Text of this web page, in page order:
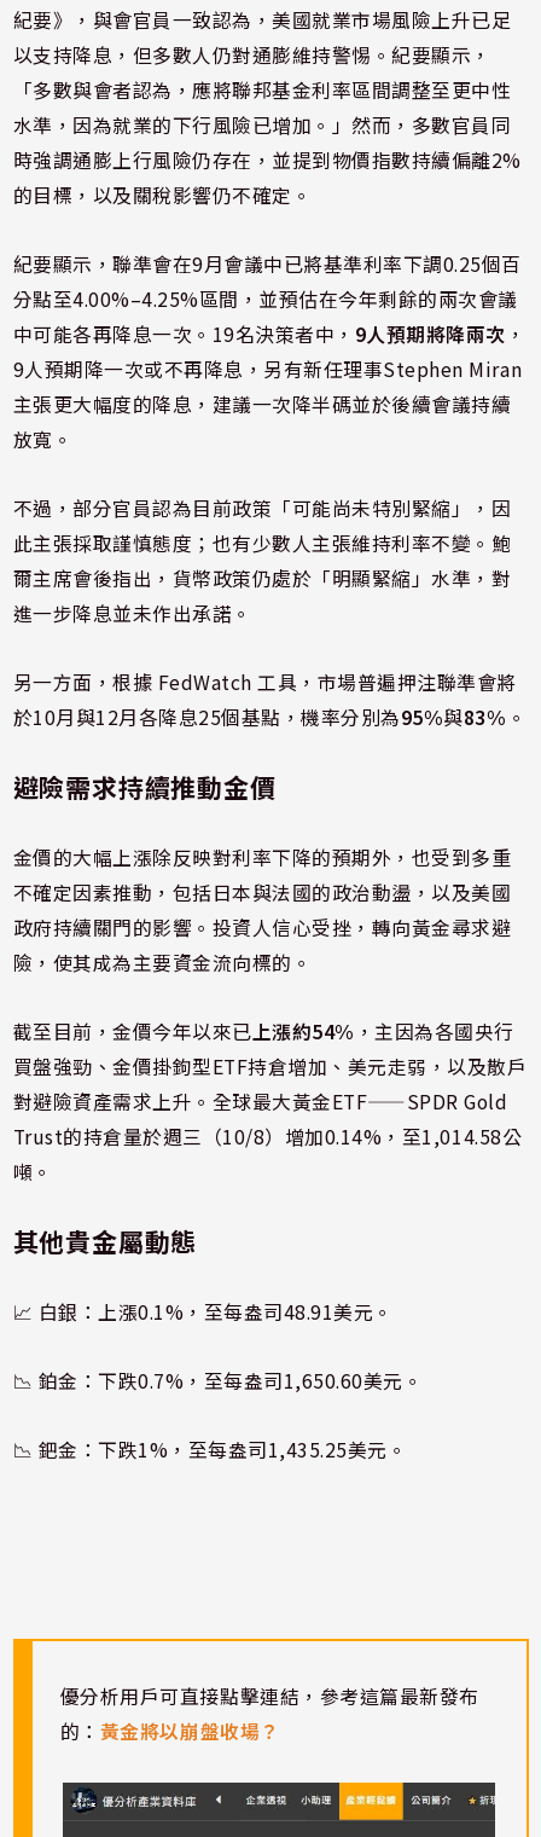
紀要》，與會官員一致認為，美國就業市場風險上升已足
以支持降息，但多數人仍對通膨維持警惕。紀要顯示，
「多數與會者認為，應將聯邦基金利率區間調整至更中性
水準，因為就業的下行風險已增加。」然而，多數官員同
時強調通膨上行風險仍存在，並提到物價指數持續偏離2%
的目標，以及關稅影響仍不確定。
紀要顯示，聯準會在9月會議中已將基準利率下調0.25個百
分點至4.00%–4.25%區間，並預估在今年剩餘的兩次會議
中可能各再降息一次。19名決策者中， 9人預期將降兩次 ，
9人預期降一次或不再降息，另有新任理事Stephen Miran
主張更大幅度的降息，建議一次降半碼並於後續會議持續
放寬。
不過，部分官員認為目前政策「可能尚未特別緊縮」，因
此主張採取謹慎態度；也有少數人主張維持利率不變。鮑
爾主席會後指出，貨幣政策仍處於「明顯緊縮」水準，對
進一步降息並未作出承諾。
另一方面，根據 FedWatch 工具，市場普遍押注聯準會將
於10月與12月各降息25個基點，機率分別為95%與83% 。
避險需求持續推動金價
金價的大幅上漲除反映對利率下降的預期外，也受到多重
不確定因素推動，包括日本與法國的政治動盪，以及美國
政府持續關門的影響。投資人信心受挫，轉向黃金尋求避
險，使其成為主要資金流向標的。
截至目前，金價今年以來已上漲約54% ，主因為各國央行
買盤強勁、金價掛鉤型ETF持倉增加、美元走弱，以及散戶
對避險資產需求上升。全球最大黃金ETF——SPDR Gold
Trust的持倉量於週三（10/8）增加0.14%，至1,014.58公
噸。
其他貴金屬動態
📈 白銀：上漲0.1%，至每盎司48.91美元。
📉 鉑金：下跌0.7%，至每盎司1,650.60美元。
📉 鈀金：下跌1%，至每盎司1,435.25美元。
優分析用戶可直接點擊連結，參考這篇最新發布
的： 黃金將以崩盤收場？